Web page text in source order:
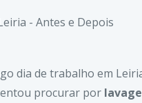
dia de trabalho em
procurar por